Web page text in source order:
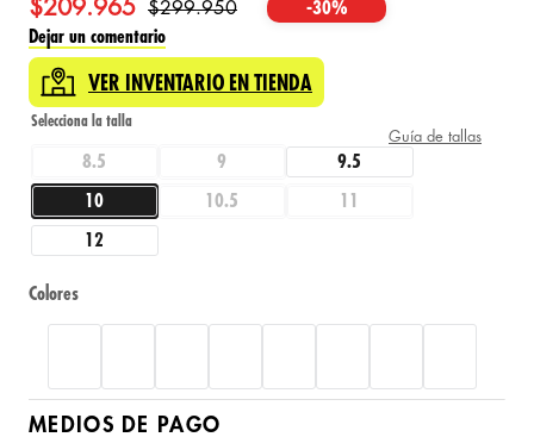
5
$209.965 $299.950 -30%
Dejar un comentario
VER INVENTARIO EN TIENDA
Guía de tallas
8.5 9 9.5
10 10.5 11
12
Colores
MEDIOS DE PAGO